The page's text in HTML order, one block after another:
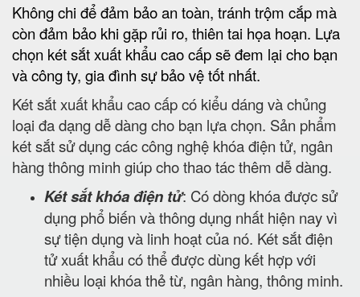
Không chi để đảm bảo an toàn, tránh trộm cắp mà
còn đảm bảo khi gặp rủi ro, thiên tai họa hoạn. Lựa
chọn két sắt xuất khẩu cao cấp sẽ đem lại cho bạn
và công ty, gia đình sự bảo vệ tốt nhất.
Két sắt xuất khẩu cao cấp có kiểu dáng và chủng
loại đa dạng dễ dàng cho bạn lựa chọn. Sản phẩm
két sắt sử dụng các công nghệ khóa điện tử, ngân
hàng thông minh giúp cho thao tác thêm dễ dàng.
Két sắt khóa điện tử: Có dòng khóa được sử
dụng phổ biến và thông dụng nhất hiện nay vì
sự tiện dụng và linh hoạt của nó. Két sắt điện
tử xuất khẩu có thể được dùng kết hợp với
nhiều loại khóa thẻ từ, ngân hàng, thông minh.